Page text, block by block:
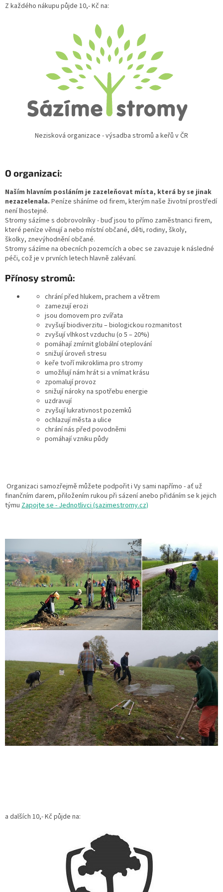
Z každého nákupu půjde 10,- Kč na:
Nezisková organizace - výsadba stromů a keřů v ČR
O organizaci:
Naším hlavním posláním je zazeleňovat místa, která by se jinak
nezazelenala. Peníze sháníme od firem, kterým naše životní prostředí
není lhostejné.
Stromy sázíme s dobrovolníky - buď jsou to přímo zaměstnanci firem,
které peníze věnují a nebo místní občané, děti, rodiny, školy,
školky, znevýhodnění občané.
Stromy sázíme na obecních pozemcích a obec se zavazuje k následné
péči, což je v prvních letech hlavně zalévaní.
Přínosy stromů:
chrání před hlukem, prachem a větrem
zamezují erozi
jsou domovem pro zvířata
zvyšují biodiverzitu – biologickou rozmanitost
zvyšují vlhkost vzduchu (o 5 – 20%)
pomáhají zmírnit globální oteplování
snižují úroveň stresu
keře tvoří mikroklima pro stromy
umožňují nám hrát si a vnímat krásu
zpomalují provoz
snižují nároky na spotřebu energie
uzdravují
zvyšují lukrativnost pozemků
ochlazují města a ulice
chrání nás před povodněmi
pomáhají vzniku půdy
Organizaci samozřejmě můžete podpořit i Vy sami napřímo - ať už
finančním darem, přiložením rukou při sázení anebo přidáním se k jejich
týmu Zapojte se - Jednotlivci (sazimestromy.cz)
a dalších 10,- Kč půjde na: